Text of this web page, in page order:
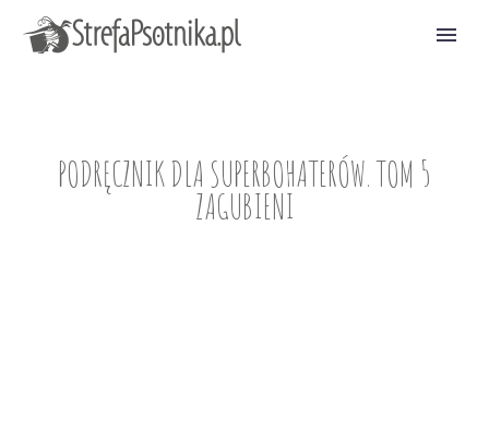
PODRĘCZNIK DLA SUPERBOHATERÓW. TOM 5
ZAGUBIENI